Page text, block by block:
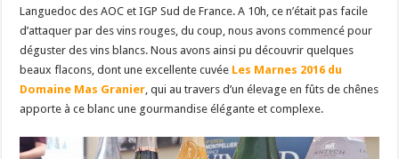
Languedoc des AOC et IGP Sud de France. A 10h, ce n’était pas facile
d’attaquer par des vins rouges, du coup, nous avons commencé pour
déguster des vins blancs. Nous avons ainsi pu découvrir quelques
beaux flacons, dont une excellente cuvée Les Marnes 2016 du
Domaine Mas Granier , qui au travers d’un élevage en fûts de chênes
apporte à ce blanc une gourmandise élégante et complexe.